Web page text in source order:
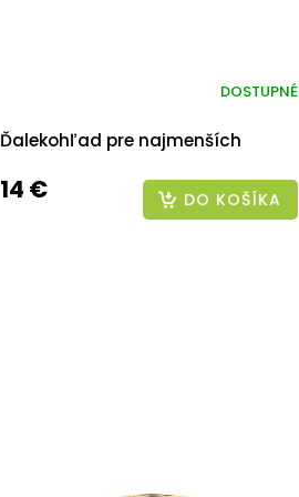
Ďalekohľad pre najmenších
DOSTUPNÉ
14 € DO KOŠÍKA